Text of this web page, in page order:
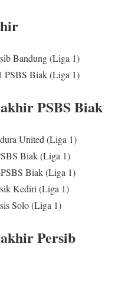
Bandung (Liga 1)
PSBS Biak (Liga 1)
PSBS Biak
United (Liga 1)
Biak (Liga 1)
Biak (Liga 1)
Kediri (Liga 1)
Solo (Liga 1)
Persib